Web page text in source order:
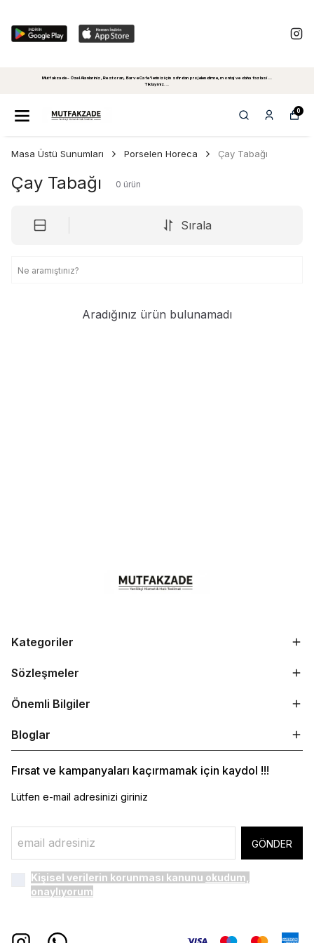
Mutfakzade - Özel Alanlariniz, Restoran, Bar ve Cafe'leriniz için sıfırdan projelendirme, montaj ve daha fazlasi...
Tiklayiniz...
0
Masa Üstü Sunumları Porselen Horeca Çay Tabağı
Çay Tabağı 0 ürün
Sırala
Aradığınız ürün bulunamadı
Kategoriler
Sözleşmeler
Önemli Bilgiler
Bloglar
Fırsat ve kampanyaları kaçırmamak için kaydol !!!
Lütfen e-mail adresinizi giriniz
GÖNDER
Kişisel verilerin korunması kanunu okudum,
onaylıyorum